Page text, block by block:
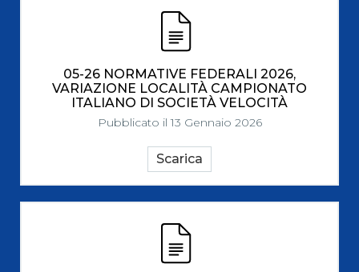
05-26 NORMATIVE FEDERALI 2026,
VARIAZIONE LOCALITÀ CAMPIONATO
ITALIANO DI SOCIETÀ VELOCITÀ
Pubblicato il 13 Gennaio 2026
Scarica